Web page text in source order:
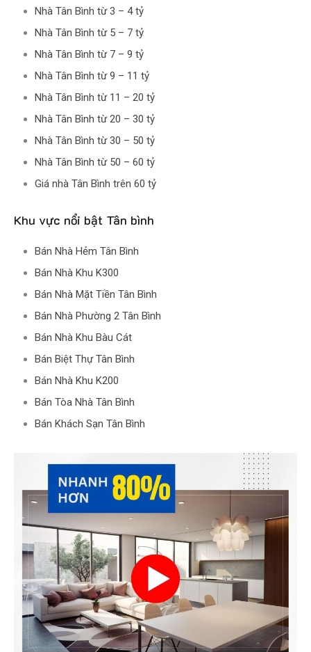
Nhà Tân Bình từ 3 – 4 tỷ
Nhà Tân Bình từ 5 – 7 tỷ
Nhà Tân Bình từ 7 – 9 tỷ
Nhà Tân Bình từ 9 – 11 tỷ
Nhà Tân Bình từ 11 – 20 tỷ
Nhà Tân Bình từ 20 – 30 tỷ
Nhà Tân Bình từ 30 – 50 tỷ
Nhà Tân Bình từ 50 – 60 tỷ
Giá nhà Tân Bình trên 60 tỷ
Khu vực nổi bật Tân bình
Bán Nhà Hẻm Tân Bình
Bán Nhà Khu K300
Bán Nhà Mặt Tiền Tân Bình
Bán Nhà Phường 2 Tân Bình
Bán Nhà Khu Bàu Cát
Bán Biệt Thự Tân Bình
Bán Nhà Khu K200
Bán Tòa Nhà Tân Bình
Bán Khách Sạn Tân Bình